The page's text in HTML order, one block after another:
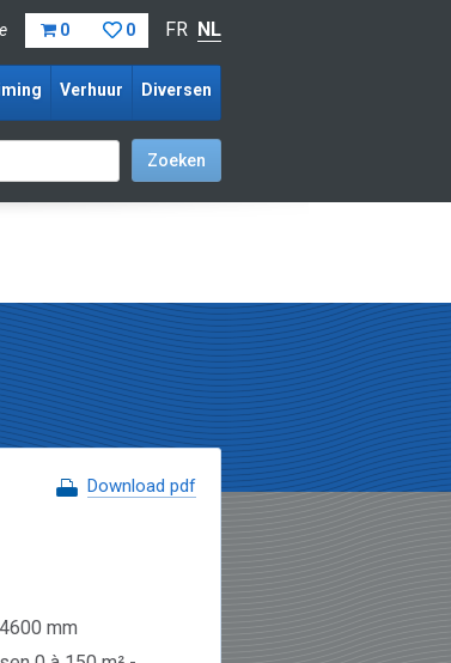
0 0 FR NL
Verhuur Diversen
Download pdf
mm